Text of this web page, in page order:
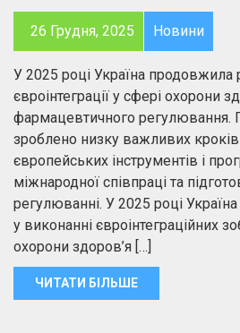
26 Грудня, 2025 Новини
У 2025 році Україна продовжила
євроінтеграції у сфері охорони
фармацевтичного регулювання.
зроблено низку важливих
європейських інструментів і
міжнародної співпраці та
регулюванні. У 2025 році
у виконанні євроінтеграційних
охорони здоров’я […]
ЧИТАТИ БІЛЬШЕ